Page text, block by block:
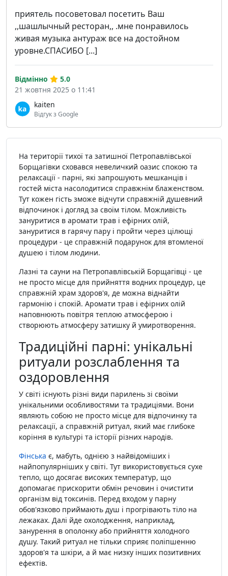
На території тихої та затишної Петропавлівської
Борщагівки сховався невеличкий оазис спокою та
релаксації - парні, які запрошують мешканців і
гостей міста насолодитися справжнім блаженством.
Тут кожен гість зможе відчути справжній душевний
відпочинок і догляд за своїм тілом. Можливість
зануритися в аромати трав і ефірних олій,
зануритися в гарячу пару і пройти через цілющі
процедури - це справжній подарунок для втомленої
душею і тілом людини.
Лазні та сауни на Петропавлівській Борщагівці - це
не просто місце для прийняття водних процедур, це
справжній храм здоров'я, де можна віднайти
гармонію і спокій. Аромати трав і ефірних олій
наповнюють повітря теплою атмосферою і
створюють атмосферу затишку й умиротворення.
Традиційні парні: унікальні
ритуали розслаблення та
оздоровлення
У світі існують різні види парилень зі своїми
унікальними особливостями та традиціями. Вони
являють собою не просто місце для відпочинку та
релаксації, а справжній ритуал, який має глибоке
коріння в культурі та історії різних народів.
Фінська є, мабуть, однією з найвідоміших і
найпопулярніших у світі. Тут використовується сухе
тепло, що досягає високих температур, що
допомагає прискорити обмін речовин і очистити
організм від токсинів. Перед входом у парну
обов'язково приймають душ і прогрівають тіло на
лежаках. Далі йде охолодження, наприклад,
занурення в ополонку або прийняття холодного
душу. Такий ритуал не тільки сприяє поліпшенню
здоров'я та шкіри, а й має низку інших позитивних
ефектів.
приятель посоветовал посетить Ваш
,,шашлычный ресторан,, .мне понравилось
живая музыка антураж все на достойном
уровне.СПАСИБО [...]
kaiten
Відгук з Google
Відмінно
5.0
21 жовтня 2025 о 11:41